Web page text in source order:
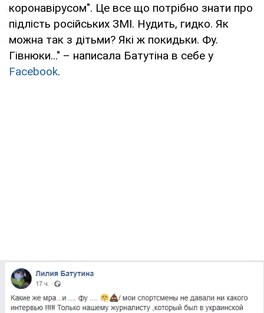
коронавірусом". Це все що потрібно знати про
підлість російських ЗМІ. Нудить, гидко. Як
можна так з дітьми? Які ж покидьки. Фу.
Гівнюки..." – написала Батутіна в себе у
Facebook.